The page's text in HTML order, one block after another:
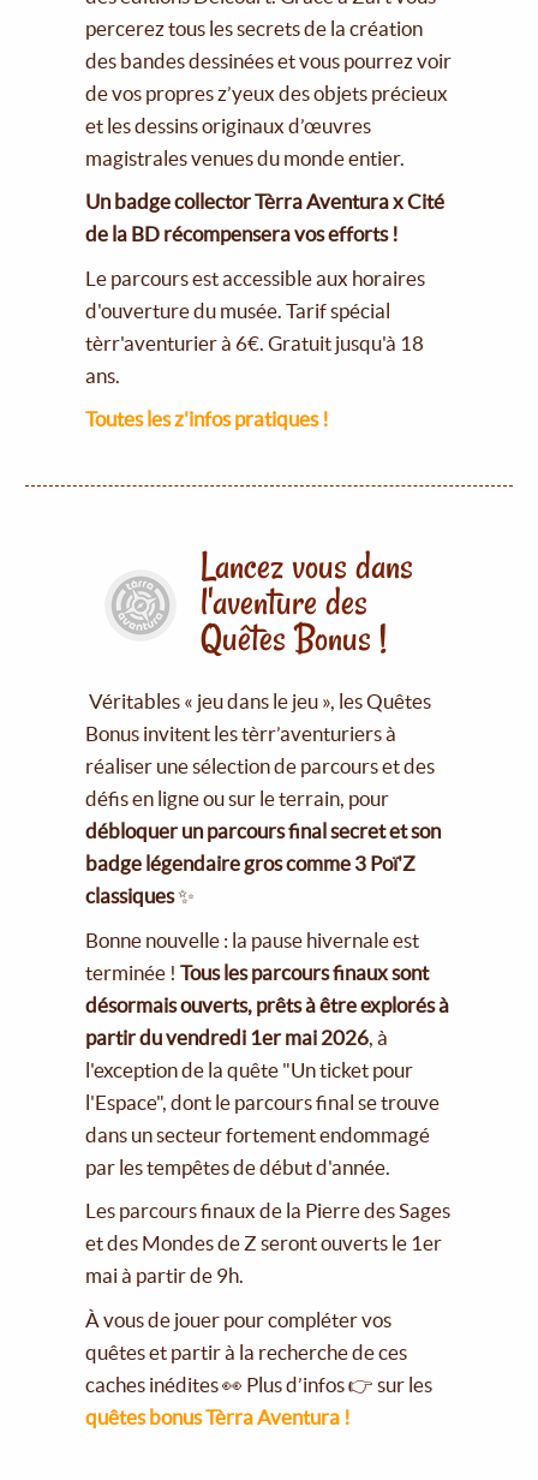
percerez tous les secrets de la création
des bandes dessinées et vous pourrez voir
de vos propres z’yeux des objets précieux
et les dessins originaux d’œuvres
magistrales venues du monde entier.
Un badge collector Tèrra Aventura x Cité
de la BD récompensera vos efforts !
Le parcours est accessible aux horaires
d'ouverture du musée. Tarif spécial
tèrr'aventurier à 6€. Gratuit jusqu'à 18
ans.
Toutes les z'infos pratiques !
Lancez vous dans
l'aventure des
Quêtes Bonus !
Véritables « jeu dans le jeu », les Quêtes
Bonus invitent les tèrr’aventuriers à
réaliser une sélection de parcours et des
défis en ligne ou sur le terrain, pour
débloquer un parcours final secret et son
badge légendaire gros comme 3 Poï'Z
classiques✨
Bonne nouvelle : la pause hivernale est
terminée !Tous les parcours finaux sont
désormais ouverts, prêts à être explorés à
partir du vendredi 1er mai 2026 , à
l'exception de la quête "Un ticket pour
l'Espace", dont le parcours final se trouve
dans un secteur fortement endommagé
par les tempêtes de début d'année.
Les parcours finaux de la Pierre des Sages
et des Mondes de Z seront ouverts le 1er
mai à partir de 9h.
À vous de jouer pour compléter vos
quêtes et partir à la recherche de ces
caches inédites 👀 Plus d’infos 👉 sur les
quêtes bonus Tèrra Aventura !